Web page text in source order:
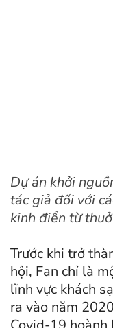
Dự án khởi
tác giả đối với
kinh điển từ
Trước khi trở
hội, Fan chỉ là
lĩnh vực khách
ra vào năm